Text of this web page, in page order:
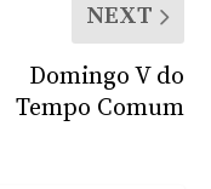
NEXT
Domingo V do
Tempo Comum